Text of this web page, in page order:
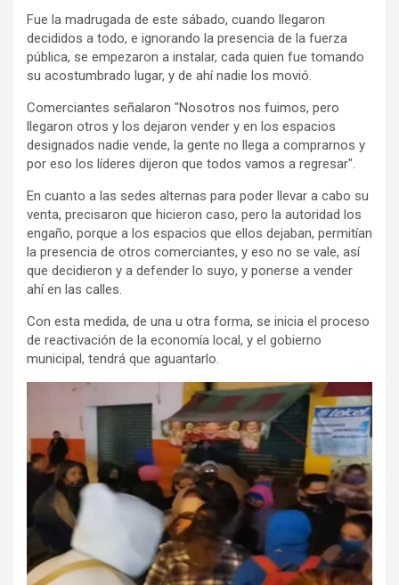
Fue la madrugada de este sábado, cuando llegaron
decididos a todo, e ignorando la presencia de la fuerza
pública, se empezaron a instalar, cada quien fue tomando
su acostumbrado lugar, y de ahí nadie los movió.
Comerciantes señalaron "Nosotros nos fuimos, pero
llegaron otros y los dejaron vender y en los espacios
designados nadie vende, la gente no llega a comprarnos y
por eso los líderes dijeron que todos vamos a regresar".
En cuanto a las sedes alternas para poder llevar a cabo su
venta, precisaron que hicieron caso, pero la autoridad los
engaño, porque a los espacios que ellos dejaban, permitían
la presencia de otros comerciantes, y eso no se vale, así
que decidieron y a defender lo suyo, y ponerse a vender
ahí en las calles.
Con esta medida, de una u otra forma, se inicia el proceso
de reactivación de la economía local, y el gobierno
municipal, tendrá que aguantarlo.